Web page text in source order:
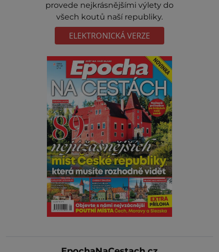
provede nejkrásnějšími výlety do
všech koutů naší republiky.
ELEKTRONICKÁ VERZE